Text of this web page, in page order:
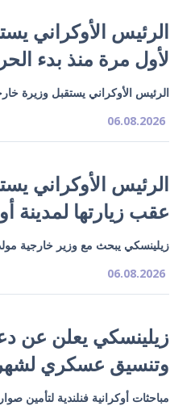
الرئيس الأوكراني
لأول مرة منذ بدء
الرئيس الأوكراني يستقبل وزيرة
06.08.2026
الرئيس الأوكراني
عقب زيارتها لمدينة
زيلينسكي يبحث مع وزير خارجية
06.08.2026
زيلينسكي يعلن عن
وتنسيق عسكري
مباحثات أوكرانية فنلندية لتأمين